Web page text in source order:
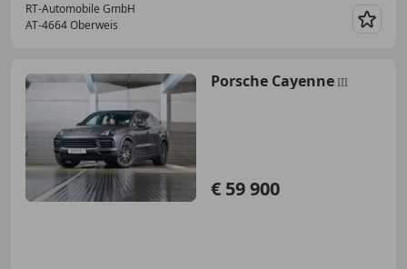
RT-Automobile GmbH
AT-4664 Oberweis
Porsche CayenneIII
€ 59 900